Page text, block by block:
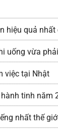
hiệu quả nhất
uống vừa phải
việc tại Nhật
tinh năm
nhất thế